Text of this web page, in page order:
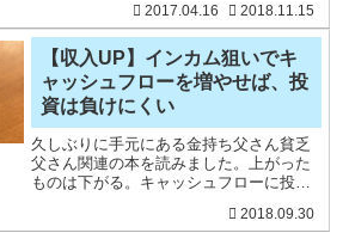
れれば、紙くずとなるわけですが、上場
廃止が決定されると株価はあっという間
に下がります。決定さ
2017.04.16 2018.11.15
【収入UP】インカム狙いでキ
ャッシュフローを増やせば、投
資は負けにくい
久しぶりに手元にある金持ち父さん貧乏
父さん関連の本を読みました。上がった
ものは下がる。キャッシュフローに投資
受けたのにも関わらず、すぐさま行動し
2018.09.30